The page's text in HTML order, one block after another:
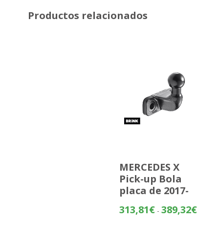
Productos relacionados
MERCEDES X
Pick-up Bola
placa de 2017-
313,81€ - 389,32€Rango